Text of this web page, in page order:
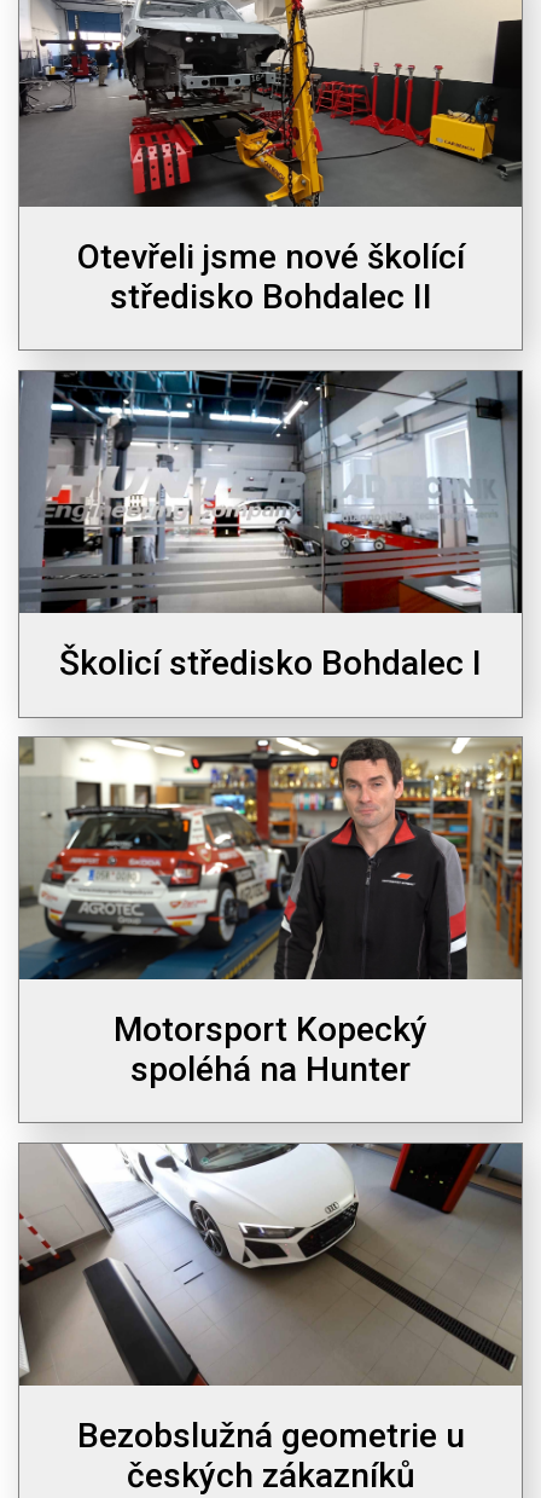
Otevřeli jsme nové školící
středisko Bohdalec II
Školicí středisko Bohdalec I
Motorsport Kopecký
spoléhá na Hunter
Bezobslužná geometrie u
českých zákazníků